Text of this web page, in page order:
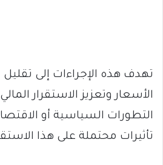
تهدف هذه الإجراءات إلى تقليل
الأسعار وتعزيز الاستقرار
التطورات السياسية أو
تأثيرات محتملة على هذا